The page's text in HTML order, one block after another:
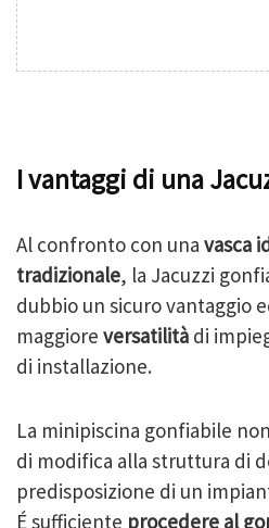
I vantaggi di una
Al confronto con una vasca
tradizionale, la Jacuzzi
dubbio un sicuro vantaggio
maggiore versatilità di
di installazione.
La minipiscina gonfiabile
di modifica alla struttura di
predisposizione di un
É sufficiente procedere al